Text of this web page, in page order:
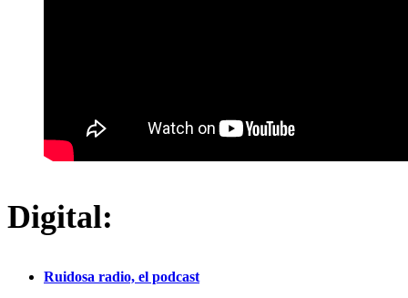
Digital:
Ruidosa radio, el podcast